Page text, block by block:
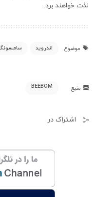
لذت خواهند برد.
موضوع اندروید
منبع BEEBOM
اشتراک در